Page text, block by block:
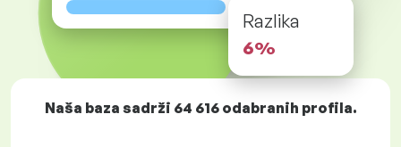
Razlika
6%
Naša baza sadrži 64 616odabranih profila.